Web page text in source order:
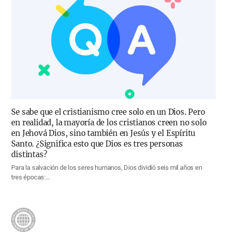
Se sabe que el cristianismo cree solo en un Dios. Pero
en realidad, la mayoría de los cristianos creen no solo
en Jehová Dios, sino también en Jesús y el Espíritu
Santo. ¿Significa esto que Dios es tres personas
distintas?
Para la salvación de los seres humanos, Dios dividió seis mil años en
tres épocas:…